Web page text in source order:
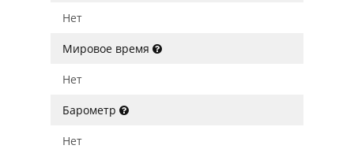
Нет
Мировое время
Нет
Барометр
Нет